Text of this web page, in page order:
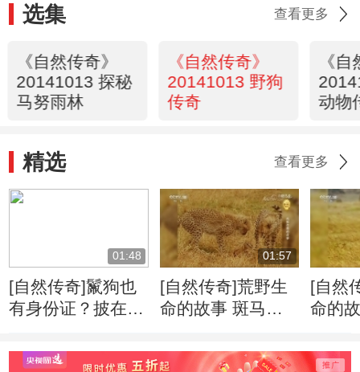
选集 查看更多
《自然传奇》
20141013 探秘
马努雨林
《自然传奇》
20141013 野狗
传奇
《
动物
精选 查看更多
01:48
[自然传奇]鬣狗也
有身份证？披在身
01:57
[自然传奇]荒野生
命的故事 斑马牛
动物带来一场盛宴
[自然
命的
千里